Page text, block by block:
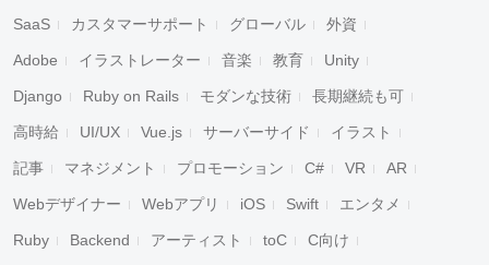
SaaS カスタマーサポート グローバル 外資
Adobe イラストレーター 音楽 教育 Unity
Django Ruby on Rails モダンな技術 長期継続も可
高時給 UI/UX Vue.js サーバーサイド イラスト
記事 マネジメント プロモーション C# VR AR
Webデザイナー Webアプリ iOS Swift エンタメ
Ruby Backend アーティスト toC C向け